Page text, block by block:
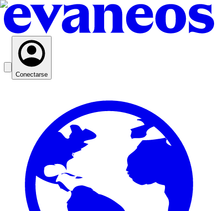
Conectarse